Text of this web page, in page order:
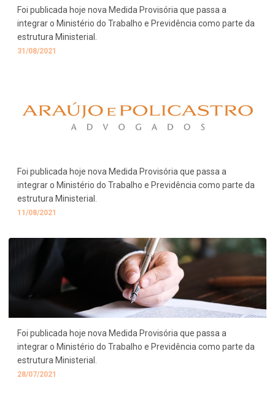
Foi publicada hoje nova Medida Provisória que passa a
integrar o Ministério do Trabalho e Previdência como parte da
estrutura Ministerial.
31/08/2021
Foi publicada hoje nova Medida Provisória que passa a
integrar o Ministério do Trabalho e Previdência como parte da
estrutura Ministerial.
11/08/2021
Foi publicada hoje nova Medida Provisória que passa a
integrar o Ministério do Trabalho e Previdência como parte da
estrutura Ministerial.
28/07/2021